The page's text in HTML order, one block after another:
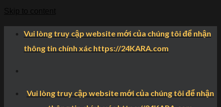
Vui lòng truy cập website mới của chúng tôi để nhận
thông tin chính xác https://24KARA.com
Vui lòng truy cập website mới của chúng tôi để nhận